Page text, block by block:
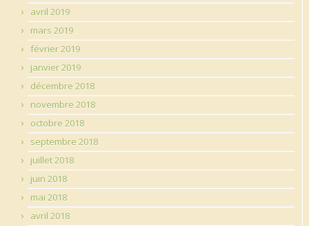
avril 2019
mars 2019
février 2019
janvier 2019
décembre 2018
novembre 2018
octobre 2018
septembre 2018
juillet 2018
juin 2018
mai 2018
avril 2018